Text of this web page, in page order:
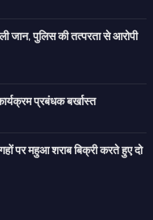
जान, पुलिस की तत्परता से आरोपी
प्रबंधक बर्खास्त
पर महुआ शराब बिक्री करते हुए दो